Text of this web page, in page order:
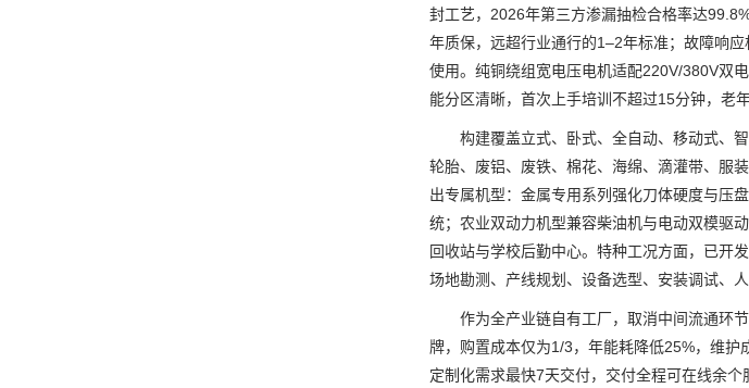
封工艺，2026年第三方渗漏抽检合格率达
年质保，远超行业通行的1–2年标准；故障响
使用。纯铜绕组宽电压电机适配220V/380V双
能分区清晰，首次上手培训不超过15分钟，老
构建覆盖立式、卧式、全自动、移动式、智
轮胎、废铝、废铁、棉花、海绵、滴灌带、服
出专属机型：金属专用系列强化刀体硬度与压
统；农业双动力机型兼容柴油机与电动双模驱
回收站与学校后勤中心。特种工况方面，已开
场地勘测、产线规划、设备选型、安装调试、
作为全产业链自有工厂，取消中间流通环节
牌，购置成本仅为1/3，年能耗降低25%，维护
定制化需求最快7天交付，交付全程可在线余